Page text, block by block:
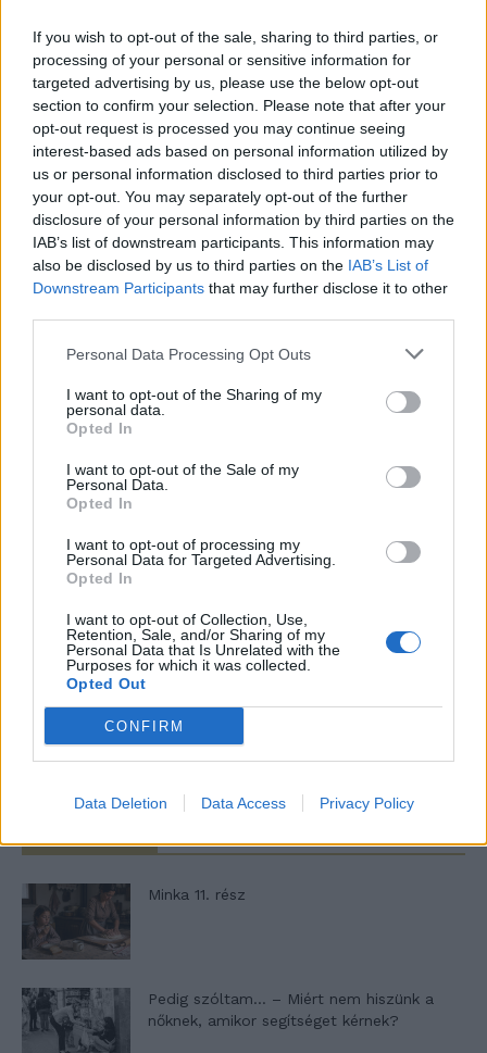
If you wish to opt-out of the sale, sharing to third parties, or
processing of your personal or sensitive information for
targeted advertising by us, please use the below opt-out
section to confirm your selection. Please note that after your
opt-out request is processed you may continue seeing
interest-based ads based on personal information utilized by
us or personal information disclosed to third parties prior to
your opt-out. You may separately opt-out of the further
disclosure of your personal information by third parties on the
IAB’s list of downstream participants. This information may
also be disclosed by us to third parties on the IAB’s List of
Downstream Participants that may further disclose it to other
Personal Data Processing Opt Outs
I want to opt-out of the Sharing of my
personal data.
Opted In
I want to opt-out of the Sale of my
Personal Data.
Opted In
I want to opt-out of processing my
Personal Data for Targeted Advertising.
Opted In
I want to opt-out of Collection, Use,
Retention, Sale, and/or Sharing of my
Personal Data that Is Unrelated with the
Purposes for which it was collected.
Opted Out
CONFIRM
Data Deletion Data Access Privacy Policy
next time I comment.
Notify me of new posts by email.
46,301 TETSZIK
13,262 Követő KÖVETÉS
LEGFRISSEBB
Minka 11. rész
Pedig szóltam… – Miért nem hiszünk a
nőknek, amikor segítséget kérnek?